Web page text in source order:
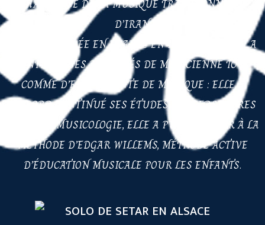
CHANTEUSE DE LA MUSIQUE TRADITIONNELLE
D’IRAN.
DÈS SON ARIVÉE EN FRANCE EN 1996, BEHKAMEH A
CONTINUÉ SES ACTIVITÉS DE MUSICIENNE TOUT
COMME D’ENSEIGNANTE DE MUSIQUE : ELLE A
D’ABORD CONTINUÉ SES ÉTUDES UNIVERSITAIRES
EN ETHNOMUSICOLOGIE, ELLE A PU SE FORMER À LA
MÉTHODE D’EDGAR WILLEMS, MÉTHODE ACTIVE
D’ÉDUCATION MUSICALE POUR LES ENFANTS.